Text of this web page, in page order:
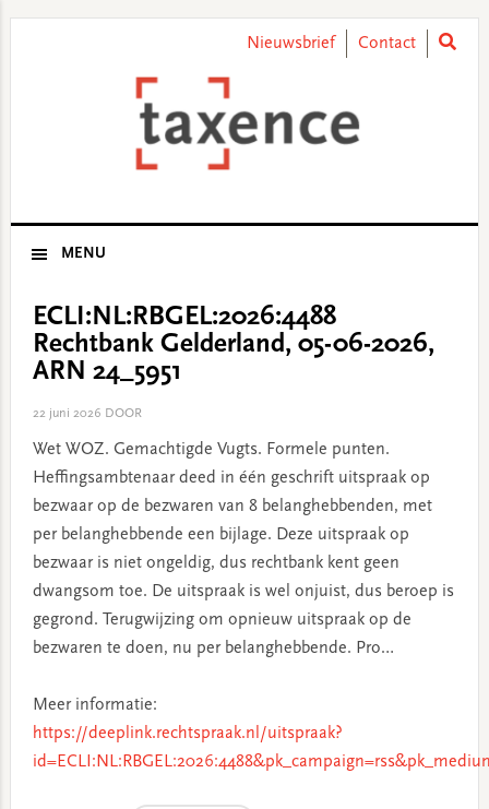
Nieuwsbrief Contact
MENU
ECLI:NL:RBGEL:2026:4488
Rechtbank Gelderland, 05-06-2026,
ARN 24_5951
22 juni 2026 DOOR
Wet WOZ. Gemachtigde Vugts. Formele punten.
Heffingsambtenaar deed in één geschrift uitspraak op
bezwaar op de bezwaren van 8 belanghebbenden, met
per belanghebbende een bijlage. Deze uitspraak op
bezwaar is niet ongeldig, dus rechtbank kent geen
dwangsom toe. De uitspraak is wel onjuist, dus beroep is
gegrond. Terugwijzing om opnieuw uitspraak op de
bezwaren te doen, nu per belanghebbende. Pro…
Meer informatie:
https://deeplink.rechtspraak.nl/uitspraak?